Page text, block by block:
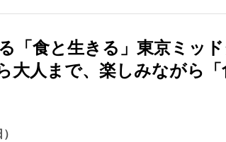
「食と生きる」東京ミッ
人まで、楽しみながら「